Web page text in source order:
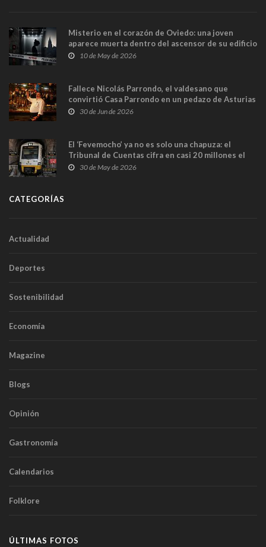
Misterio en el corazón de Oviedo: una joven
aparece muerta dentro del ascensor de su edificio
y las cámaras captan sus últimos minutos
10 de May de 2026
Fallece Nicolás Parrondo, el valdesano que
convirtió Casa Parrondo en un pedazo de Asturias
en Madrid
30 de Jun de 2026
El ‘Fevemocho’ ya no es solo una chapuza: el
Tribunal de Cuentas cifra en casi 20 millones el
sobrecoste de los trenes que no cabían por los
30 de May de 2026
CATEGORÍAS
Actualidad
Deportes
Sostenibilidad
Economía
Magazine
Blogs
Opinión
Gastronomía
Calendarios
Folklore
ÚLTIMAS FOTOS